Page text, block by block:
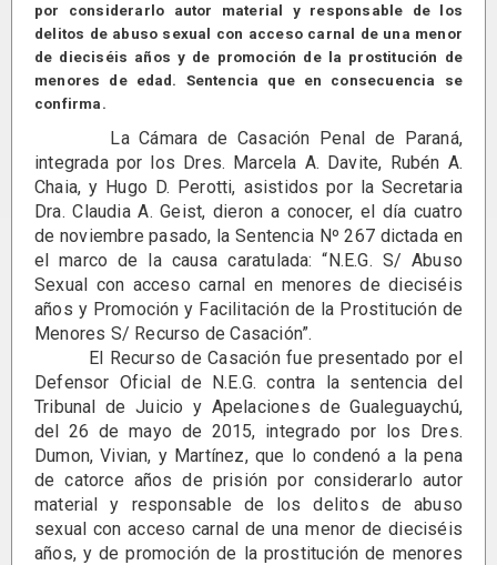
por considerarlo autor material y responsable de los
delitos de abuso sexual con acceso carnal de una menor
de dieciséis años y de promoción de la prostitución de
menores de edad. Sentencia que en consecuencia se
confirma.
La Cámara de Casación Penal de Paraná,
integrada por los Dres. Marcela A. Davite, Rubén A.
Chaia, y Hugo D. Perotti, asistidos por la Secretaria
Dra. Claudia A. Geist, dieron a conocer, el día cuatro
de noviembre pasado, la Sentencia Nº 267 dictada en
el marco de la causa caratulada: “N.E.G. S/ Abuso
Sexual con acceso carnal en menores de dieciséis
años y Promoción y Facilitación de la Prostitución de
Menores S/ Recurso de Casación”.
El Recurso de Casación fue presentado por el
Defensor Oficial de N.E.G. contra la sentencia del
Tribunal de Juicio y Apelaciones de Gualeguaychú,
del 26 de mayo de 2015, integrado por los Dres.
Dumon, Vivian, y Martínez, que lo condenó a la pena
de catorce años de prisión por considerarlo autor
material y responsable de los delitos de abuso
sexual con acceso carnal de una menor de dieciséis
años, y de promoción de la prostitución de menores